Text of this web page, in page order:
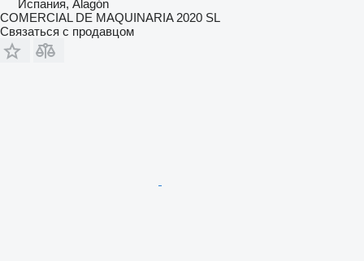
Испания, Alagón
COMERCIAL DE MAQUINARIA 2020 SL
Связаться с продавцом